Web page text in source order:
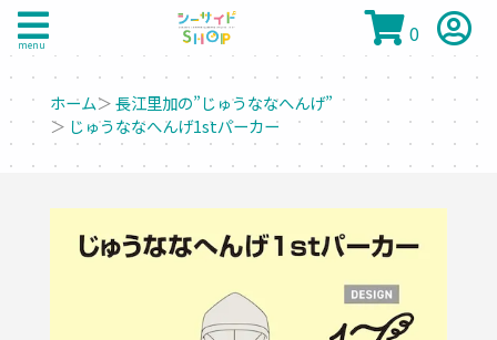
menu 0
ホーム＞長江里加の”じゅうななへんげ”
＞ じゅうななへんげ1stパーカー